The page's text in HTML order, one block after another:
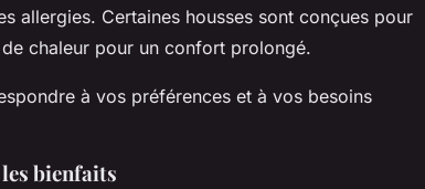
allergies. Certaines housses sont conçues pour
chaleur pour un confort prolongé.
à vos préférences et à vos besoins
bienfaits